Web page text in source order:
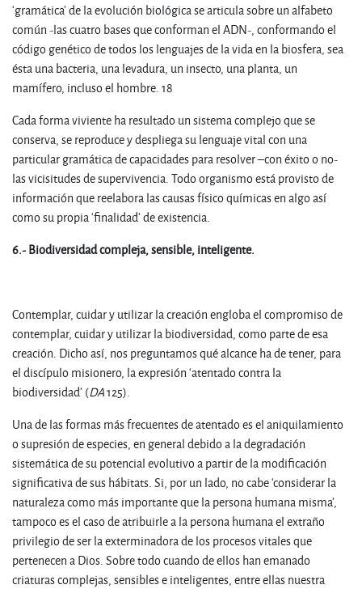
‘gramática’ de la evolución biológica se articula sobre un alfabeto
común -las cuatro bases que conforman el ADN-, conformando el
código genético de todos los lenguajes de la vida en la biosfera, sea
ésta una bacteria, una levadura, un insecto, una planta, un
mamífero, incluso el hombre. 18
Cada forma viviente ha resultado un sistema complejo que se
conserva, se reproduce y despliega su lenguaje vital con una
particular gramática de capacidades para resolver –con éxito o no-
las vicisitudes de supervivencia. Todo organismo está provisto de
información que reelabora las causas físico químicas en algo así
como su propia ‘finalidad’ de existencia.
6.- Biodiversidad compleja, sensible, inteligente.
Contemplar, cuidar y utilizar la creación engloba el compromiso de
contemplar, cuidar y utilizar la biodiversidad, como parte de esa
creación. Dicho así, nos preguntamos qué alcance ha de tener, para
el discípulo misionero, la expresión ‘atentado contra la
biodiversidad’ (DA125).
Una de las formas más frecuentes de atentado es el aniquilamiento
o supresión de especies, en general debido a la degradación
sistemática de su potencial evolutivo a partir de la modificación
significativa de sus hábitats. Si, por un lado, no cabe ‘considerar la
naturaleza como más importante que la persona humana misma’,
tampoco es el caso de atribuirle a la persona humana el extraño
privilegio de ser la exterminadora de los procesos vitales que
pertenecen a Dios. Sobre todo cuando de ellos han emanado
criaturas complejas, sensibles e inteligentes, entre ellas nuestra